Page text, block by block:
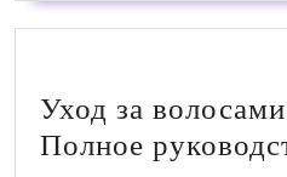
Уход за
Полное